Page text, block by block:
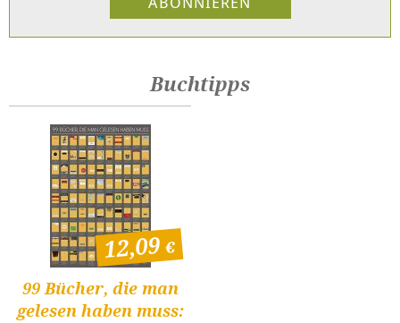
Buchtipps
99 Bücher, die man
gelesen haben muss:
12,09